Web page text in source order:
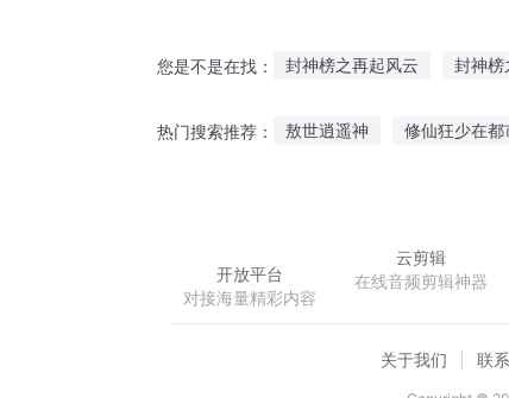
您是不是在找： 封神榜之再起风云 封神榜
远古封魔榜 斗罗之封神榜
热门搜索推荐： 敖世逍遥神 修仙狂少在都
开放平台
对接海量精彩内容
云剪辑
在线音频剪辑神器
关于我们 联